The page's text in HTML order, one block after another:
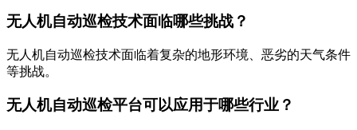
无人机自动巡检技术面临哪些挑战？
无人机自动巡检技术面临着复杂的地形环境、恶劣的天气条件
等挑战。
无人机自动巡检平台可以应用于哪些行业？